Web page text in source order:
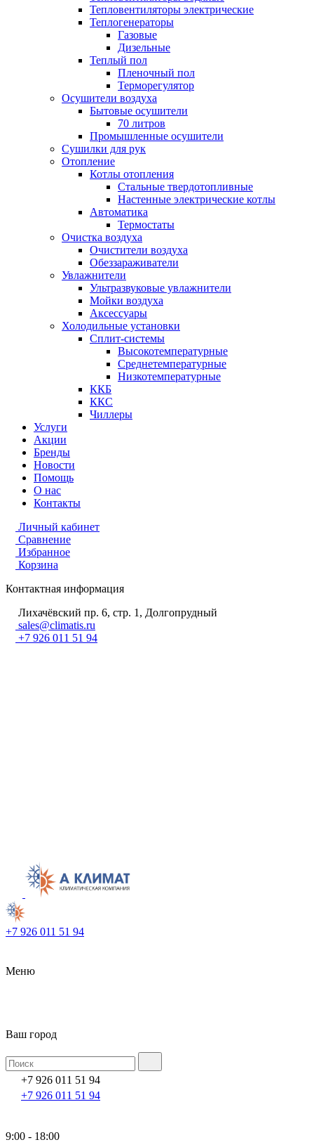
Тепловентиляторы электрические
Теплогенераторы
Газовые
Дизельные
Теплый пол
Пленочный пол
Терморегулятор
Осушители воздуха
Бытовые осушители
70 литров
Промышленные осушители
Сушилки для рук
Отопление
Котлы отопления
Стальные твердотопливные
Настенные электрические котлы
Автоматика
Термостаты
Очистка воздуха
Очистители воздуха
Обеззараживатели
Увлажнители
Ультразвуковые увлажнители
Мойки воздуха
Аксессуары
Холодильные установки
Сплит-системы
Высокотемпературные
Среднетемпературные
Низкотемпературные
ККБ
ККС
Чиллеры
Услуги
Акции
Бренды
Новости
Помощь
О нас
Контакты
Личный кабинет
Сравнение
Избранное
Корзина
Контактная информация
Лихачёвский пр. 6, стр. 1, Долгопрудный
sales@climatis.ru
+7 926 011 51 94
+7 926 011 51 94
Меню
Ваш город
+7 926 011 51 94
+7 926 011 51 94
9:00 - 18:00